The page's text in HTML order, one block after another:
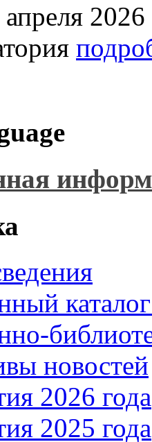
2026
новостей
2026 года
2025 года